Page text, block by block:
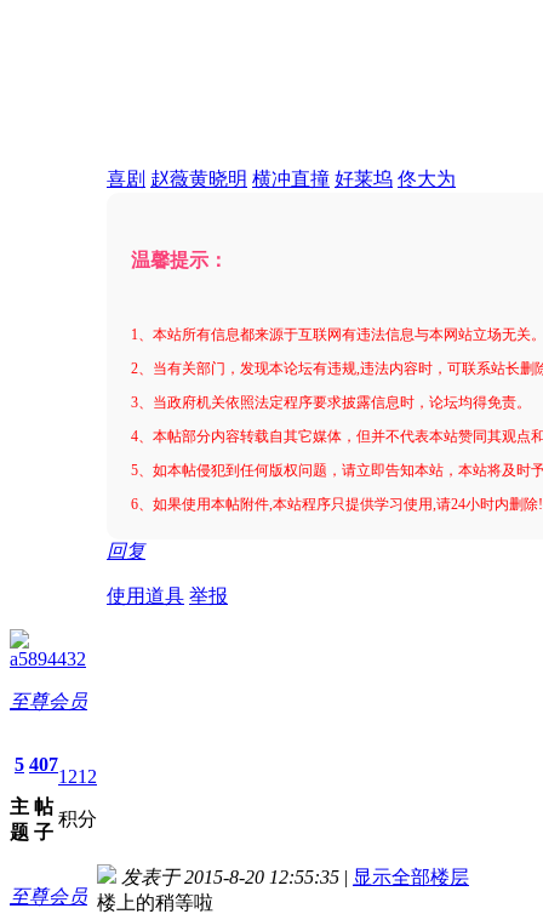
喜剧 赵薇黄晓明 横冲直撞 好莱坞 佟大为
温馨提示：
1、本站所有信息都来源于互联网有违法信息与本网站立场无关
2、当有关部门，发现本论坛有违规,违法内容时，可联系站长删
3、当政府机关依照法定程序要求披露信息时，论坛均得免责。
4、本帖部分内容转载自其它媒体，但并不代表本站赞同其观点
5、如本帖侵犯到任何版权问题，请立即告知本站，本站将及时
6、如果使用本帖附件,本站程序只提供学习使用,请24小时内删
回复
使用道具 举报
a5894432
至尊会员
5
主
题
407
帖
子
1212
积分
至尊会员
发表于 2015-8-20 12:55:35 | 显示全部楼层
楼上的稍等啦